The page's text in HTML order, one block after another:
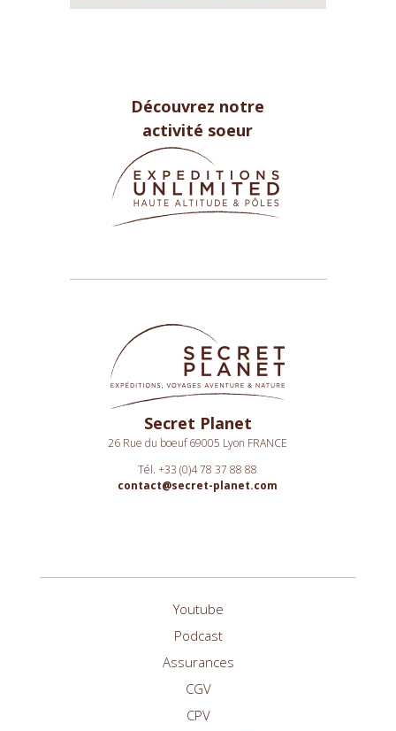
Découvrez notre
activité soeur
Secret Planet
26 Rue du boeuf 69005 Lyon FRANCE
Tél. +33 (0)4 78 37 88 88
contact@secret-planet.com
Youtube
Podcast
Assurances
CGV
CPV